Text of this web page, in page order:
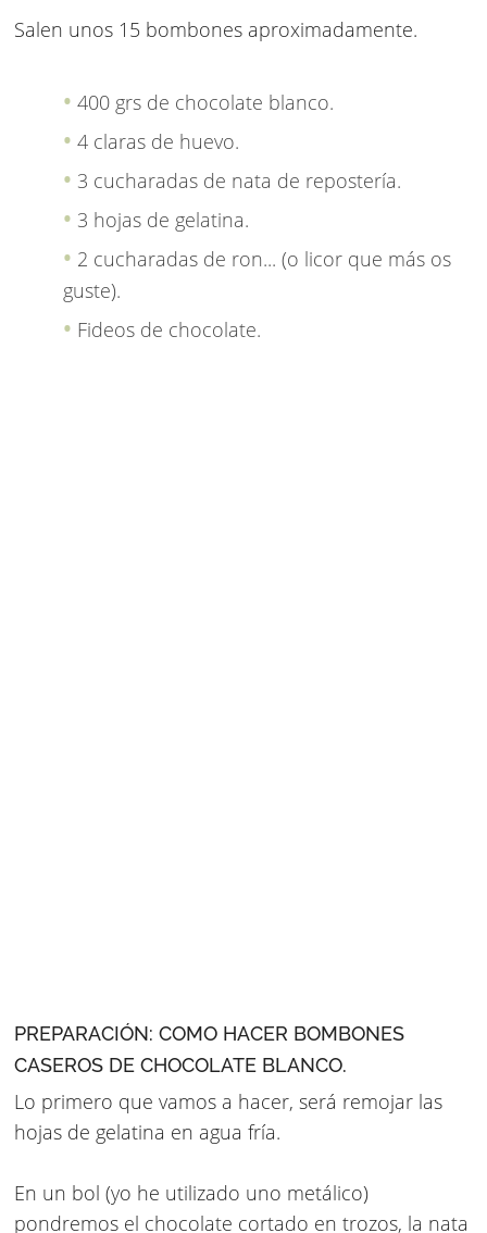
Salen unos 15 bombones aproximadamente.
400 grs de chocolate blanco.
4 claras de huevo.
3 cucharadas de nata de repostería.
3 hojas de gelatina.
2 cucharadas de ron... (o licor que más os
guste).
Fideos de chocolate.
PREPARACIÓN: COMO HACER BOMBONES
CASEROS DE CHOCOLATE BLANCO.
Lo primero que vamos a hacer, será remojar las
hojas de gelatina en agua fría.
En un bol (yo he utilizado uno metálico)
pondremos el chocolate cortado en trozos, la nata